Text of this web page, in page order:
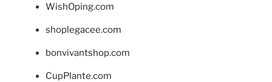
WishOping.com
shoplegacee.com
bonvivantshop.com
CupPlante.com